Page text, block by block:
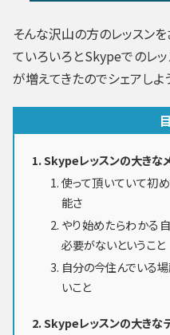
そんな沢山の方のレッスン
ていろいろとSkypeでのレ
が増えてきたのでシェアしよ
Skypeレッスンの大きな
使って頂いていて初
能さ
やり始めたらわかる
必要がないということ
自分の今住んでいる
いこと
Skypeレッスンの大きな